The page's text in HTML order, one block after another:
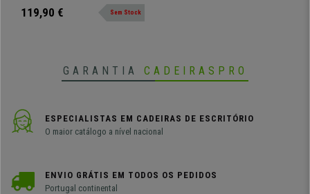
grande armazenamento de
documentos.
119,90 € Sem Stock
GARANTIA CADEIRASPRO
ESPECIALISTAS EM CADEIRAS DE ESCRITÓRIO
O maior catálogo a nível nacional
ENVIO GRÁTIS EM TODOS OS PEDIDOS
Portugal continental